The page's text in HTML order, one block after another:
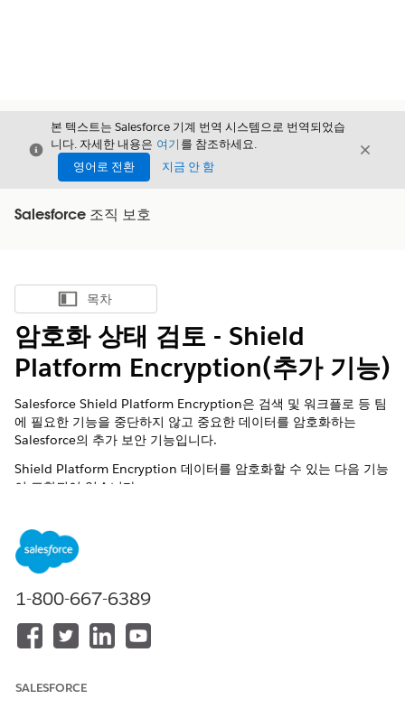
닫기
본 텍스트는 Salesforce 기계 번역 시스템으로 번역되었습
니다. 자세한 내용은 여기 를 참조하세요.
영어로 전환
지금 안 함
닫기
Salesforce 조직 보호
목차 표시
목차
암호화 상태 검토 - Shield
Platform Encryption(추가 기능)
Salesforce Shield Platform Encryption은 검색 및 워크플로 등 팀
에 필요한 기능을 중단하지 않고 중요한 데이터를 암호화하는
Salesforce의 추가 보안 기능입니다.
Shield Platform Encryption 데이터를 암호화할 수 있는 다음 기능
이 포함되어 있습니다.
화 표준을 사용합니다.
유연한 키 관리:
Salesforce 생성: Salesforce가 키 수명 주기를 처리할 수 있
습니다.
자체 키 가져오기(BYOK): Salesforce 외부에서 자체 "테넌
트 암호"를 생성하고 관리합니다.
캐시 전용 키: 키는 자체 외부 키 관리 시스템(KMS)에 저장
리에 잠시 "캐시"됩니다.
1-800-667-6389
SALESFORCE